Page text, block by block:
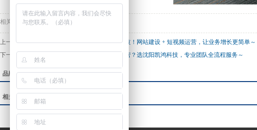
相关标签：
上一篇：沈阳及周边企业，数字化服务选凯鸿科技！网站建设 + 短视频运营，让业务增长更简单～
下一篇：
沈阳及周边企业，想做网站或短视频运营？选沈阳凯鸿科技，专业团队全流程服务～
品牌案例：
相关新闻：